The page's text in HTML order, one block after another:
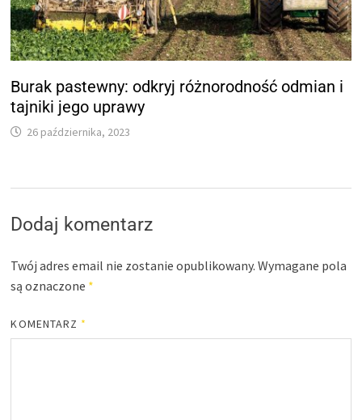
Burak pastewny: odkryj różnorodność odmian i
tajniki jego uprawy
26 października, 2023
Dodaj komentarz
Twój adres email nie zostanie opublikowany. Wymagane pola
są oznaczone *
KOMENTARZ *